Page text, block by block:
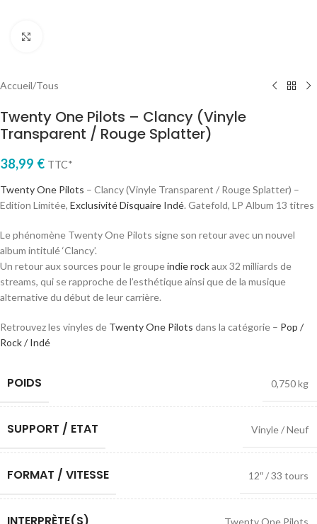
Accueil/Tous
Twenty One Pilots – Clancy (Vinyle
Transparent / Rouge Splatter)
38,99 € TTC*
Twenty One Pilots – Clancy (Vinyle Transparent / Rouge Splatter) –
Edition Limitée, Exclusivité Disquaire Indé. Gatefold, LP Album 13 titres
Le phénomène Twenty One Pilots signe son retour avec un nouvel
album intitulé ‘Clancy’.
Un retour aux sources pour le groupeindie rockaux 32 milliards de
streams, qui se rapproche de l’esthétique ainsi que de la musique
alternative du début de leur carrière.
Retrouvez les vinyles de Twenty One Pilots dans la catégorie – Pop /
Rock / Indé
POIDS 0,750 kg
SUPPORT / ETAT Vinyle / Neuf
FORMAT / VITESSE 12″ / 33 tours
Twenty One Pilots